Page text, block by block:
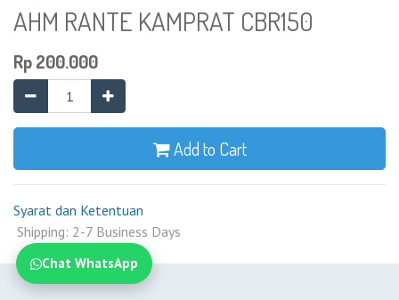
AHM RANTE KAMPRAT CBR150
Rp200.000
Add to Cart
Syarat dan Ketentuan
Shipping: 2-7 Business Days
Chat WhatsApp